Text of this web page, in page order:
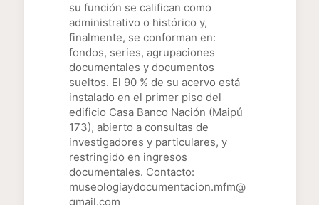
su función se califican como
administrativo o histórico y,
finalmente, se conforman en:
fondos, series, agrupaciones
documentales y documentos
sueltos. El 90 % de su acervo está
instalado en el primer piso del
edificio Casa Banco Nación (Maipú
173), abierto a consultas de
investigadores y particulares, y
restringido en ingresos
documentales. Contacto:
museologiaydocumentacion.mfm@
gmail.com